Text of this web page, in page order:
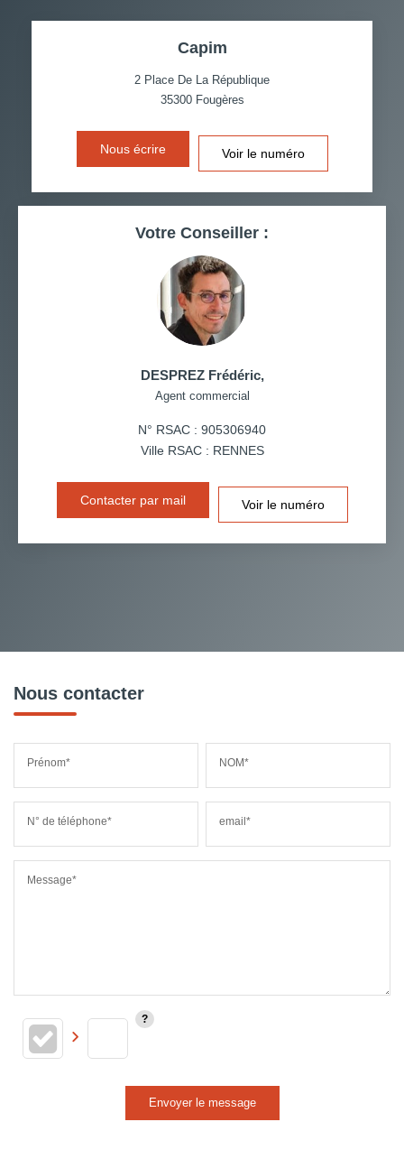
PART DES MÉNAGES SANS
VOITURE
ECOLES ET CRÈCHES
Capim
2 Place De La République
35300 Fougères
Nous écrire Voir le numéro
Votre Conseiller :
DESPREZ Frédéric,
Agent commercial
N° RSAC : 905306940
Ville RSAC : RENNES
Contacter par mail Voir le numéro
Nous contacter
Prénom* NOM*
N° de téléphone* email*
Message*
Envoyer le message